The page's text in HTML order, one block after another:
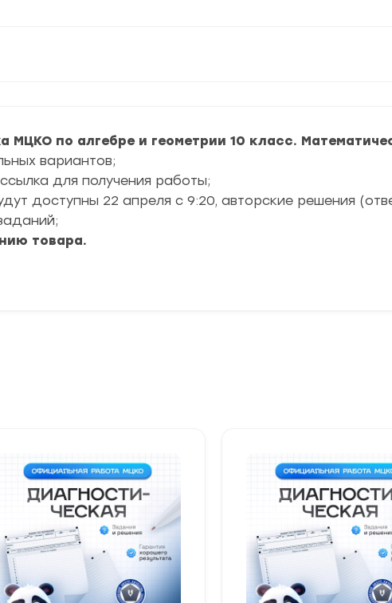
МЦКО по алгебре и геометрии 10 класс.
вариантов;
для получения работы;
доступны 22 апреля с 9:20, авторские решения
товара.